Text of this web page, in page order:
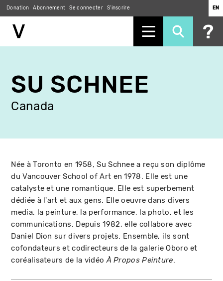
contenu
principal
Donation Abonnement Se connecter S'inscrire EN
SU SCHNEE
Canada
Née à Toronto en 1958, Su Schnee a reçu son diplôme
du Vancouver School of Art en 1978. Elle est une
catalyste et une romantique. Elle est superbement
dédiée à l'art et aux gens. Elle oeuvre dans divers
media, la peinture, la performance, la photo, et les
communications. Depuis 1982, elle collabore avec
Daniel Dion sur divers projets. Ensemble, ils sont
cofondateurs et codirecteurs de la galerie Oboro et
coréalisateurs de la vidéoÀ Propos Peinture.